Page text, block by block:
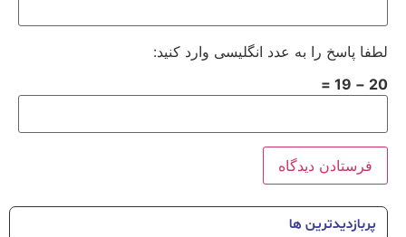
لطفا پاسخ را به عدد انگلیسی وارد کنید:
20 − 19 =
پربازدیدترین ها